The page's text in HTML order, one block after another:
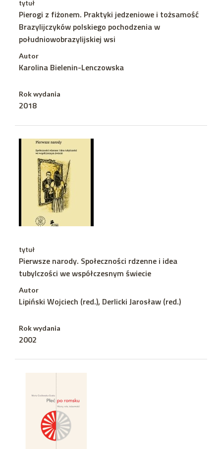
tytuł
Pierogi z fiżonem. Praktyki jedzeniowe i tożsamość
Brazylijczyków polskiego pochodzenia w
południowobrazylijskiej wsi
Autor
Karolina Bielenin-Lenczowska
Rok wydania
2018
tytuł
Pierwsze narody. Społeczności rdzenne i idea
tubylczości we współczesnym świecie
Autor
Lipiński Wojciech (red.), Derlicki Jarosław (red.)
Rok wydania
2002